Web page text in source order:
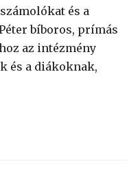
és a
bíboros, prímás
az intézmény
és a diákoknak,